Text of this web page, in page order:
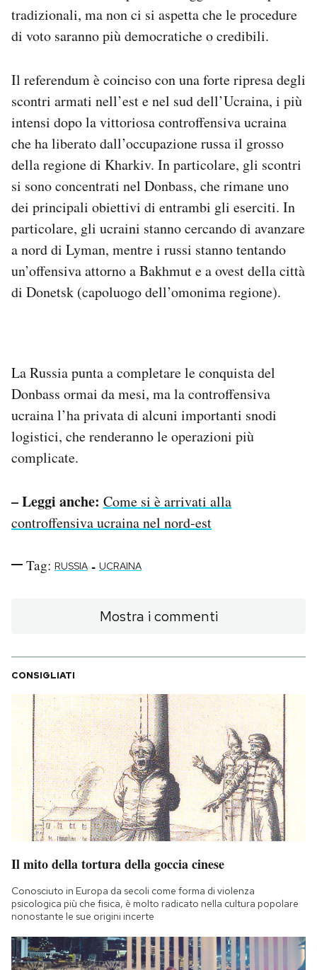
tradizionali, ma non ci si aspetta che le procedure
di voto saranno più democratiche o credibili.
Il referendum è coinciso con una forte ripresa degli
scontri armati nell’est e nel sud dell’Ucraina, i più
intensi dopo la vittoriosa controffensiva ucraina
che ha liberato dall’occupazione russa il grosso
della regione di Kharkiv. In particolare, gli scontri
si sono concentrati nel Donbass, che rimane uno
dei principali obiettivi di entrambi gli eserciti. In
particolare, gli ucraini stanno cercando di avanzare
a nord di Lyman, mentre i russi stanno tentando
un’offensiva attorno a Bakhmut e a ovest della città
di Donetsk (capoluogo dell’omonima regione).
La Russia punta a completare le conquista del
Donbass ormai da mesi, ma la controffensiva
ucraina l’ha privata di alcuni importanti snodi
logistici, che renderanno le operazioni più
complicate.
– Leggi anche: Come si è arrivati alla
controffensiva ucraina nel nord-est
Tag: RUSSIA - UCRAINA
Mostra i commenti
CONSIGLIATI
Il mito della tortura della goccia cinese
Conosciuto in Europa da secoli come forma di violenza
psicologica più che fisica, è molto radicato nella cultura popolare
nonostante le sue origini incerte